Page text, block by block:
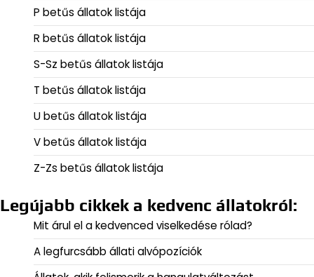
P betűs állatok listája
R betűs állatok listája
S-Sz betűs állatok listája
T betűs állatok listája
U betűs állatok listája
V betűs állatok listája
Z-Zs betűs állatok listája
Legújabb cikkek a kedvenc állatokról:
Mit árul el a kedvenced viselkedése rólad?
A legfurcsább állati alvópozíciók